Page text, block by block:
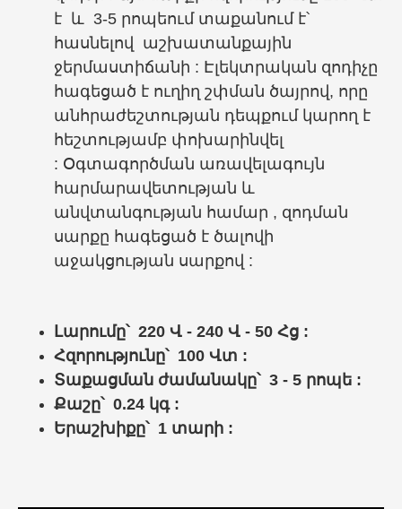
է և 3-5 րոպեում տաքանում է՝
հասնելով աշխատանքային
ջերմաստիճանի : Էլեկտրական զոդիչը
հագեցած է ուղիղ շփման ծայրով, որը
անհրաժեշտության դեպքում կարող է
հեշտությամբ փոխարինվել
: Օգտագործման առավելագույն
հարմարավետության և
անվտանգության համար , զոդման
սարքը հագեցած է ծալովի
աջակցության սարքով :
Լարումը՝ 220 Վ - 240 Վ - 50 Հց :
Հզորությունը՝ 100 Վտ :
Տաքացման ժամանակը՝ 3 - 5 րոպե :
Քաշը՝ 0.24 կգ :
Երաշխիքը՝ 1 տարի :